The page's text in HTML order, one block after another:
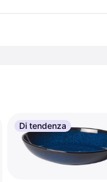
Di tendenza